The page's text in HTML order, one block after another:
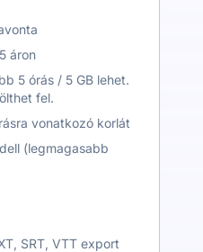
áron
5 órás / 5 GB lehet.
fel.
vonatkozó korlát
(legmagasabb
SRT, VTT export